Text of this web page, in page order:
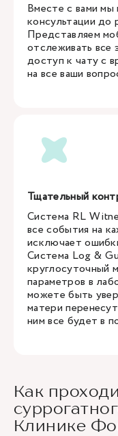
Вместе с вами мы
консультации до
Представляем
отслеживать
доступ к чату с
на все ваши
Тщательный
Система RL
все события на
исключает
Система Log &
круглосуточный
параметров в
можете быть
матери
ним все будет в
Как
Клинике